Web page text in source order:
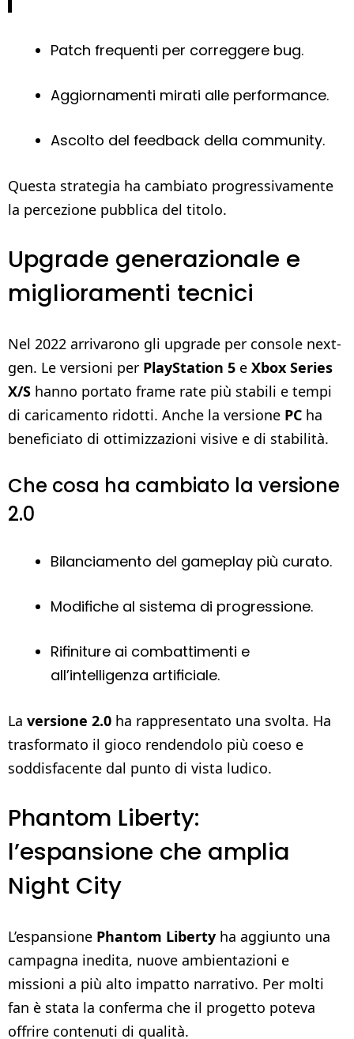
Patch frequenti per correggere bug.
Aggiornamenti mirati alle performance.
Ascolto del feedback della community.
Questa strategia ha cambiato progressivamente
la percezione pubblica del titolo.
Upgrade generazionale e
miglioramenti tecnici
Nel 2022 arrivarono gli upgrade per console next-
gen. Le versioni per PlayStation 5 e Xbox Series
X/S hanno portato frame rate più stabili e tempi
di caricamento ridotti. Anche la versione PC ha
beneficiato di ottimizzazioni visive e di stabilità.
Che cosa ha cambiato la versione
2.0
Bilanciamento del gameplay più curato.
Modifiche al sistema di progressione.
Rifiniture ai combattimenti e
all’intelligenza artificiale.
La versione 2.0 ha rappresentato una svolta. Ha
trasformato il gioco rendendolo più coeso e
soddisfacente dal punto di vista ludico.
Phantom Liberty:
l’espansione che amplia
Night City
L’espansione Phantom Liberty ha aggiunto una
campagna inedita, nuove ambientazioni e
missioni a più alto impatto narrativo. Per molti
fan è stata la conferma che il progetto poteva
offrire contenuti di qualità.